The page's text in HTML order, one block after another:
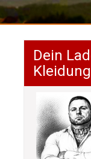
Dein